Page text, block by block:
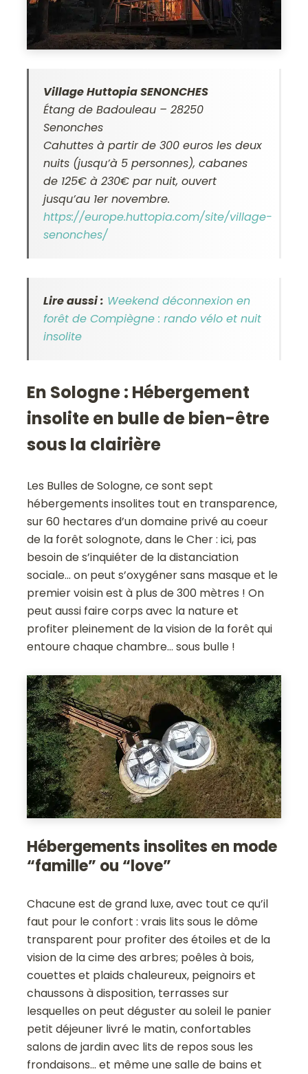
Village Huttopia SENONCHES
Étang de Badouleau –28250
Senonches
Cahuttes à partir de 300 euros les deux
nuits (jusqu’à 5 personnes), cabanes
de 125€ à 230€ par nuit, ouvert
jusqu’au 1er novembre.
https://europe.huttopia.com/site/village-
senonches/
Lire aussi : Weekend déconnexion en
forêt de Compiègne : rando vélo et nuit
insolite
En Sologne : Hébergement
insolite en bulle de bien-être
sous la clairière
Les Bulles de Sologne, ce sont sept
hébergements insolites tout en transparence,
sur 60 hectares d’un domaine privé au coeur
de la forêt solognote, dans le Cher : ici, pas
besoin de s’inquiéter de la distanciation
sociale… on peut s’oxygéner sans masque et le
premier voisin est à plus de 300 mètres ! On
peut aussi faire corps avec la nature et
profiter pleinement de la vision de la forêt qui
entoure chaque chambre… sous bulle !
Hébergements insolites en mode
“famille” ou “love”
Chacune est de grand luxe, avec tout ce qu’il
faut pour le confort : vrais lits sous le dôme
transparent pour profiter des étoiles et de la
vision de la cime des arbres; poêles à bois,
couettes et plaids chaleureux, peignoirs et
chaussons à disposition, terrasses sur
lesquelles on peut déguster au soleil le panier
petit déjeuner livré le matin, confortables
salons de jardin avec lits de repos sous les
frondaisons… et même une salle de bains et